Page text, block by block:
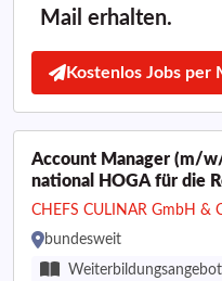
Mail erhalten.
Kostenlos Jobs per
Account Manager (m/
national HOGA für die
Deutschland
CHEFS CULINAR GmbH &
bundesweit